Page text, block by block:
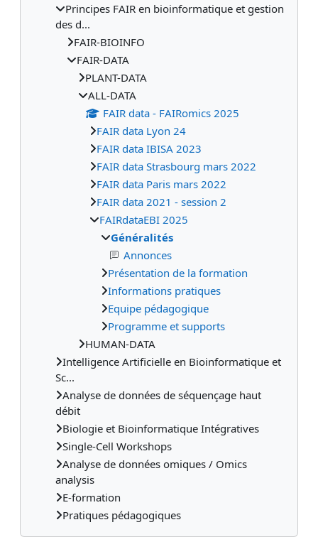
Principes FAIR en bioinformatique et gestion
des d...
FAIR-BIOINFO
FAIR-DATA
PLANT-DATA
ALL-DATA
FAIR data - FAIRomics 2025
FAIR data Lyon 24
FAIR data IBISA 2023
FAIR data Strasbourg mars 2022
FAIR data Paris mars 2022
FAIR data 2021 - session 2
FAIRdataEBI 2025
Généralités
Annonces
Présentation de la formation
Informations pratiques
Equipe pédagogique
Programme et supports
HUMAN-DATA
Intelligence Artificielle en Bioinformatique et
Sc...
Analyse de données de séquençage haut
débit
Biologie et Bioinformatique Intégratives
Single-Cell Workshops
Analyse de données omiques / Omics
analysis
E-formation
Pratiques pédagogiques